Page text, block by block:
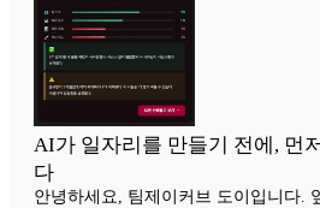
AI가 일자리를 만들기 전에, 먼
다
안녕하세요, 팀제이커브 도이입니다.